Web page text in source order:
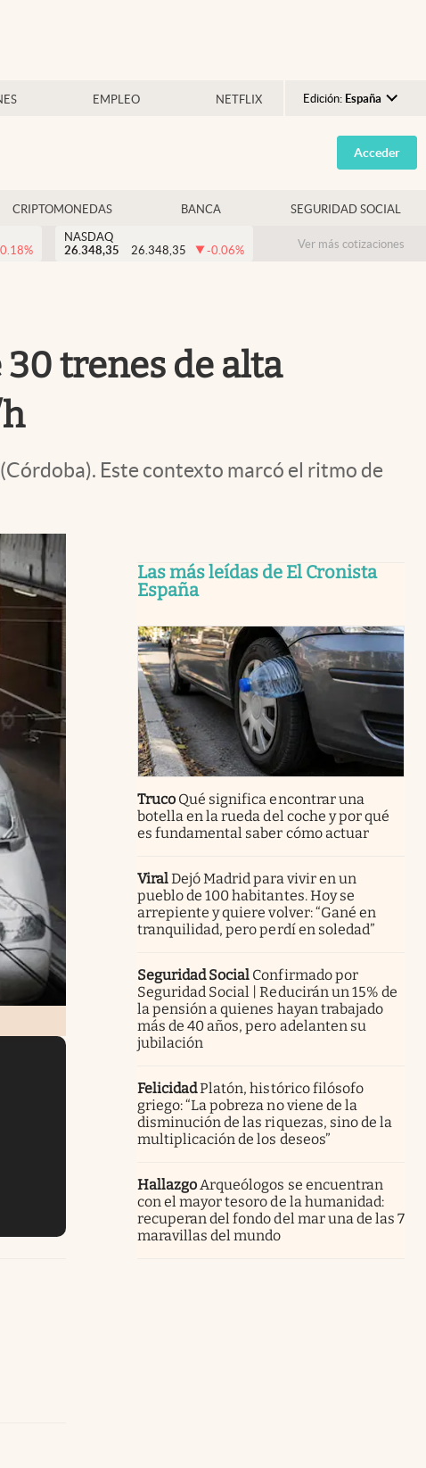
EMPLEO NETFLIX Edición: España
Argentina
España
USA
Colombia
Acceder
CRIPTOMONEDAS BANCA SEGURIDAD SOCIAL
%
NASDAQ
26.348,35
26.348,35 -0.06% Ver más cotizaciones
trenes de alta
Este contexto marcó el ritmo de
Las más leídas de El Cronista
España
Truco Qué significa encontrar una
botella en la rueda del coche y por qué
es fundamental saber cómo actuar
ViralDejó Madrid para vivir en un
pueblo de 100 habitantes. Hoy se
arrepiente y quiere volver: “Gané en
tranquilidad, pero perdí en soledad”
Seguridad Social Confirmado por
Seguridad Social | Reducirán un 15% de
la pensión a quienes hayan trabajado
más de 40 años, pero adelanten su
jubilación
FelicidadPlatón, histórico filósofo
griego: “La pobreza no viene de la
disminución de las riquezas, sino de la
multiplicación de los deseos”
HallazgoArqueólogos se encuentran
con el mayor tesoro de la humanidad:
recuperan del fondo del mar una de las 7
maravillas del mundo